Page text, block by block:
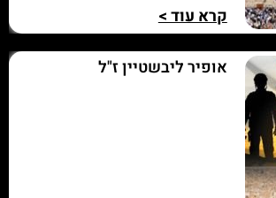
קרא עוד >
אופיר ליבשטיין ז"ל